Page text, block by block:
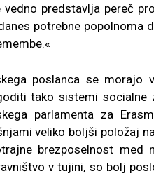
vedno predstavlja pereč
potrebne
poslanca se
tako sistemi
parlamenta za
veliko boljši položaj
brezposelnost
v tujini, so bolj